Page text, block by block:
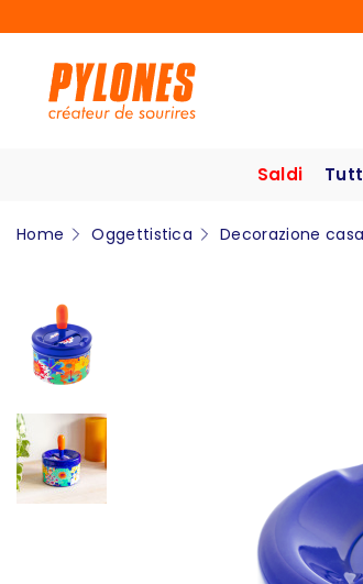
Saldi
Home Oggettistica Decorazione casa